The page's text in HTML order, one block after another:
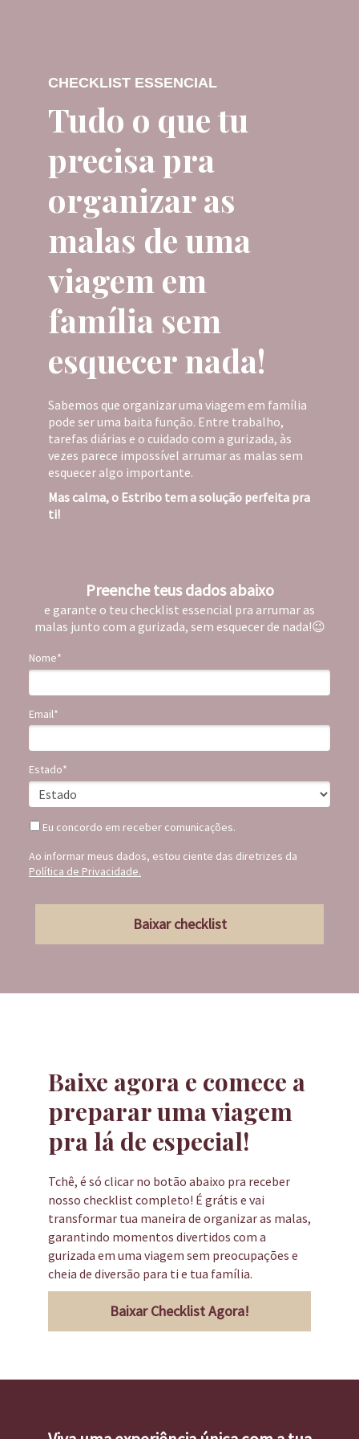
CHECKLIST ESSENCIAL
Tudo o que tu
precisa pra
organizar as
malas de uma
viagem em
família sem
esquecer nada!
Sabemos que organizar uma viagem em família
pode ser uma baita função. Entre trabalho,
tarefas diárias e o cuidado com a gurizada, às
vezes parece impossível arrumar as malas sem
esquecer algo importante.
Mas calma, o Estribo tem a solução perfeita pra
ti!
Preenche teus dados abaixo
e garante o teu checklist essencial pra arrumar as
malas junto com a gurizada, sem esquecer de nada!😉
Nome*
Email*
Estado*
Eu concordo em receber comunicações.
Ao informar meus dados, estou ciente das diretrizes da
Política de Privacidade.
Baixar checklist
Baixe agora e comece a
preparar uma viagem
pra lá de especial!
Tchê, é só clicar no botão abaixo pra receber
nosso checklist completo! É grátis e vai
transformar tua maneira de organizar as malas,
garantindo momentos divertidos com a
gurizada em uma viagem sem preocupações e
cheia de diversão para ti e tua família.
Baixar Checklist Agora!